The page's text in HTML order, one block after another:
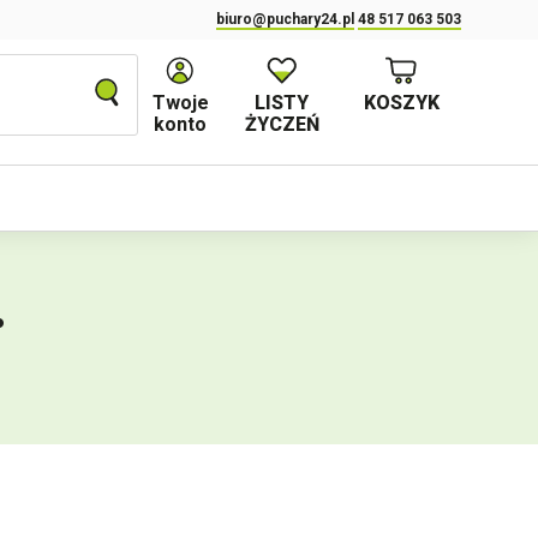
biuro@puchary24.pl 48 517 063 503
Twoje
konto
LISTY
ŻYCZEŃ
KOSZYK